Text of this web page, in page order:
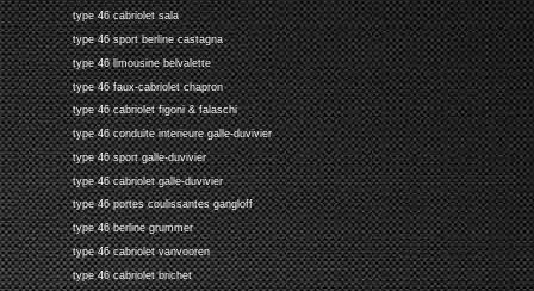
type 46 cabriolet sala
type 46 sport berline castagna
type 46 limousine belvalette
type 46 faux-cabriolet chapron
type 46 cabriolet figoni & falaschi
type 46 conduite interieure galle-duvivier
type 46 sport galle-duvivier
type 46 cabriolet galle-duvivier
type 46 portes coulissantes gangloff
type 46 berline grummer
type 46 cabriolet vanvooren
type 46 cabriolet brichet